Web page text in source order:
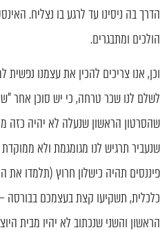
הדרך בה ניסינו עד לרגע בו נצליח.
הולכים ומתבגרים.
וכן, אנו צריכים להכין את עצמנו נפשית
לשלם לנו שכר טרחה, כי יש סוכן אחר
שהסרטון הראשון שנעלה לא יהיה כזה
שנעביר תרגיש לנו מגומגמת ולא
פיננסים תהיה כישלון חרוץ (תלמדו את
כלכלית, תשקיעו קצת בעצמכם בבורסה
הראשון והשני שנכתוב לא יהיו מבית